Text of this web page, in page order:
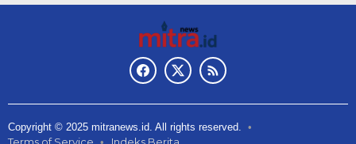
Copyright © 2025 mitranews.id. All rights reserved.
Terms of Service Indeks Berita